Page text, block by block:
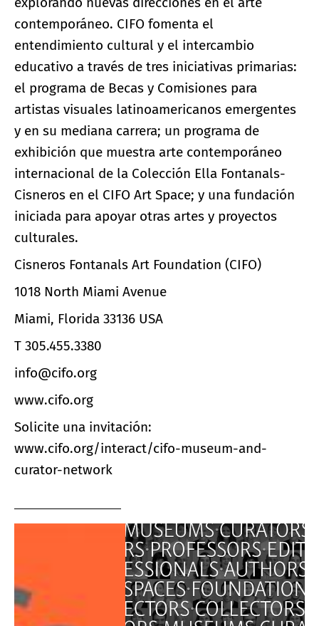
contemporáneo. CIFO fomenta el
entendimiento cultural y el intercambio
educativo a través de tres iniciativas primarias:
el programa de Becas y Comisiones para
artistas visuales latinoamericanos emergentes
y en su mediana carrera; un programa de
exhibición que muestra arte contemporáneo
internacional de la Colección Ella Fontanals-
Cisneros en el CIFO Art Space; y una fundación
iniciada para apoyar otras artes y proyectos
culturales.
Cisneros Fontanals Art Foundation (CIFO)
1018 North Miami Avenue
Miami, Florida 33136 USA
T 305.455.3380
info@cifo.org
www.cifo.org
Solicite una invitación:
www.cifo.org/interact/cifo-museum-and-
curator-network